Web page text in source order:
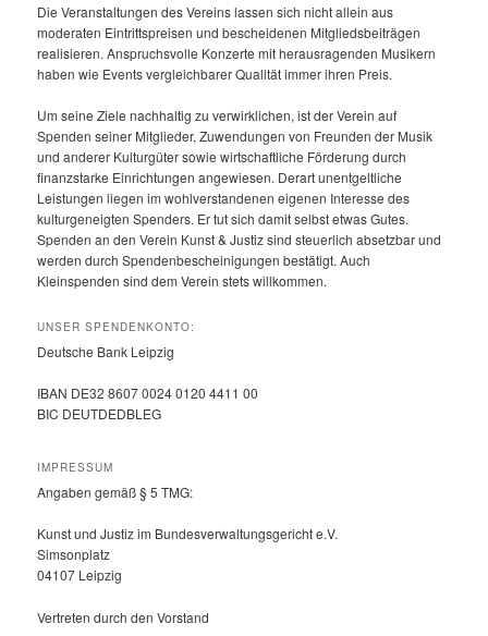
Die Veranstaltungen des Vereins lassen sich nicht allein aus
moderaten Eintrittspreisen und bescheidenen Mitgliedsbeiträgen
realisieren. Anspruchsvolle Konzerte mit herausragenden Musikern
haben wie Events vergleichbarer Qualität immer ihren Preis.
Um seine Ziele nachhaltig zu verwirklichen, ist der Verein auf
Spenden seiner Mitglieder, Zuwendungen von Freunden der Musik
und anderer Kulturgüter sowie wirtschaftliche Förderung durch
finanzstarke Einrichtungen angewiesen. Derart unentgeltliche
Leistungen liegen im wohlverstandenen eigenen Interesse des
kulturgeneigten Spenders. Er tut sich damit selbst etwas Gutes.
Spenden an den Verein Kunst & Justiz sind steuerlich absetzbar und
werden durch Spendenbescheinigungen bestätigt. Auch
Kleinspenden sind dem Verein stets willkommen.
UNSER SPENDENKONTO:
Deutsche Bank Leipzig
IBAN DE32 8607 0024 0120 4411 00
BIC DEUTDEDBLEG
IMPRESSUM
Angaben gemäß § 5 TMG:
Kunst und Justiz im Bundesverwaltungsgericht e.V.
Simsonplatz
04107 Leipzig
Vertreten durch den Vorstand